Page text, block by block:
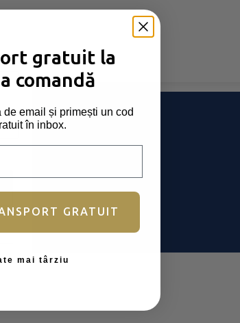
gratuit la
comandă
de email și primești un cod
în inbox.
GRATUIT
mai târziu